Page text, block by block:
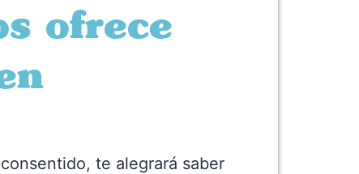
ofrece
te alegrará saber